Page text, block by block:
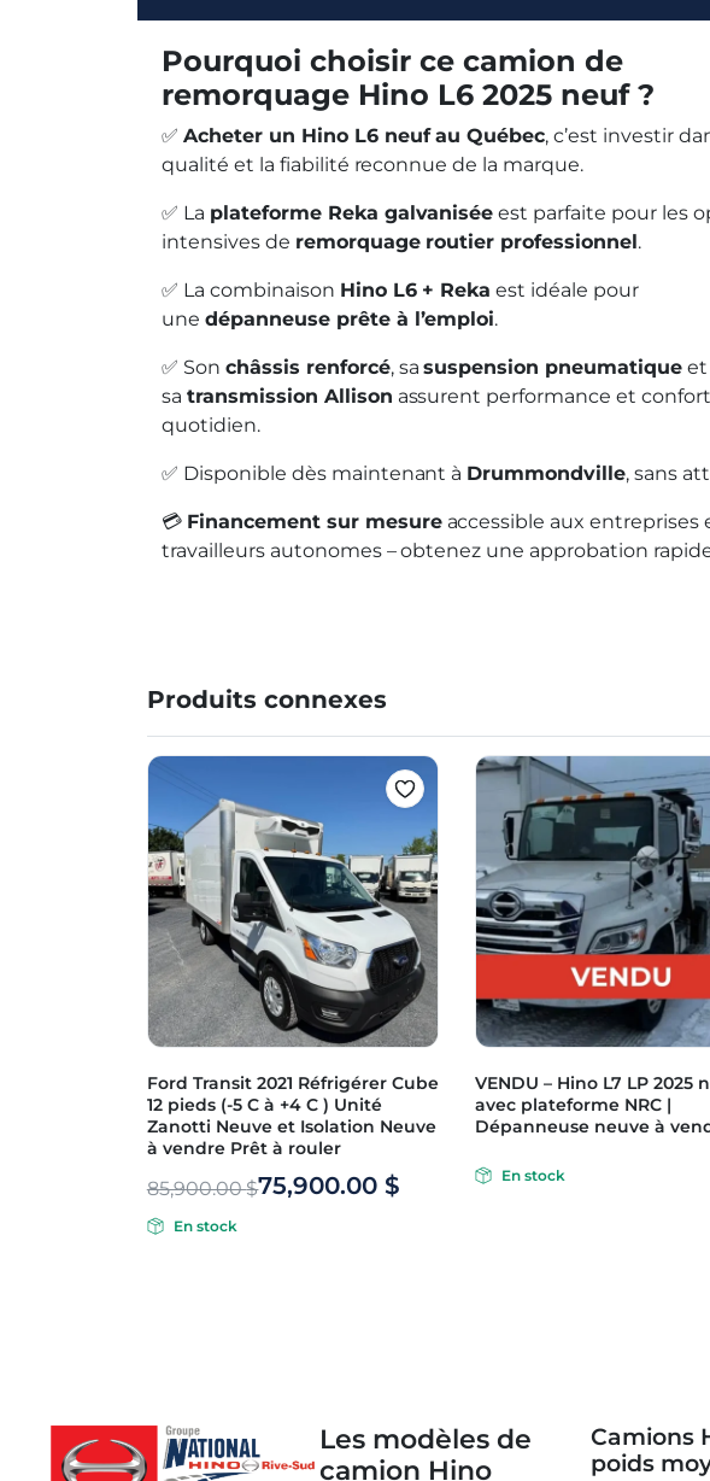
Pourquoi choisir ce camion de
remorquage Hino L6 2025 neuf ?
✅Acheter un Hino L6 neuf au Québec, c’est investir
qualité et la fiabilité reconnue de la marque.
✅ La plateforme Reka galvanisée est parfaite pour les
intensives de remorquage routier professionnel.
✅ La combinaison Hino L6 + Reka est idéale pour
unedépanneuse prête à l’emploi.
✅ Sonchâssis renforcé, sasuspension pneumatiqueet
satransmission Allison assurent performance et
quotidien.
✅ Disponible dès maintenant à Drummondville, sans
💳 Financement sur mesureaccessible aux entreprises
travailleurs autonomes – obtenez une approbation
Produits connexes
Ford Transit 2021 Réfrigérer Cube
12 pieds (-5 C à +4 C ) Unité
Zanotti Neuve et Isolation Neuve
à vendre Prêt à rouler
85,900.00$75,900.00$
En stock
VENDU – Hino L7 LP 2025
avec plateforme NRC |
Dépanneuse neuve à
En stock
Les modèles de
camion Hino
Camions
poids